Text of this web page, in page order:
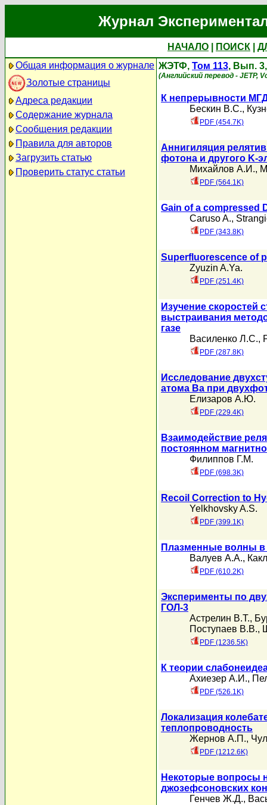
Журнал
НАЧАЛО ПОИСК
Общая информация о журнале
Золотые страницы
Адреса редакции
Содержание журнала
Сообщения редакции
Правила для авторов
Загрузить статью
Проверить статус статьи
ЖЭТФ, Том 113, Вып.
(Английский перевод - JETP,
К непрерывности
Бескин В.С.,
PDF (454.7K)
Аннигиляция
фотона и другого K-
Михайлов А.И.,
PDF (564.1K)
Gain of a compressed
Caruso A.,
PDF (343.8K)
Superfluorescence of
Zyuzin A.Ya.
PDF (251.4K)
Изучение скоростей
выстраивания
газе
Василенко Л.С.,
PDF (287.8K)
Исследование
атома Ba при
Елизаров А.Ю.
PDF (229.4K)
Взаимодействие
постоянном
Филиппов Г.М.
PDF (698.3K)
Recoil Correction to
Yelkhovsky A.S.
PDF (399.1K)
Плазменные волны в
Валуев А.А.,
PDF (610.2K)
Эксперименты по
ГОЛ-3
Астрелин В.Т.,
Поступаев В.В.,
PDF (1236.5K)
К теории
Ахиезер А.И.,
PDF (526.1K)
Локализация
теплопроводность
Жернов А.П.,
PDF (1212.6K)
Некоторые вопросы
джозефсоновских
Генчев Ж.Д.,